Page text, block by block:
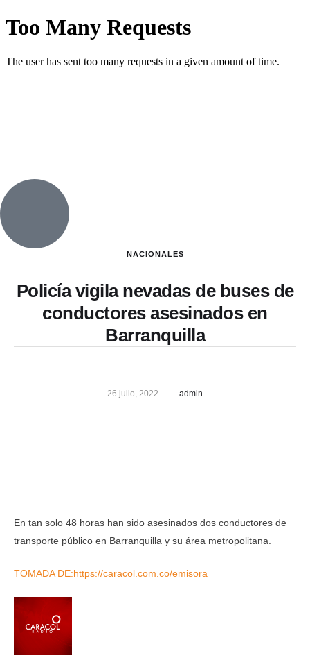
NACIONALES
Policía vigila nevadas de buses de
conductores asesinados en
Barranquilla
26 julio, 2022 admin
En tan solo 48 horas han sido asesinados dos conductores de
transporte público en Barranquilla y su área metropolitana.
TOMADA DE:https://caracol.com.co/emisora